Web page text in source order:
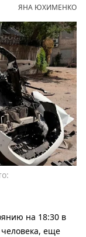
ЯНА ЮХИМЕНКО
на 18:30 в
человека, еще